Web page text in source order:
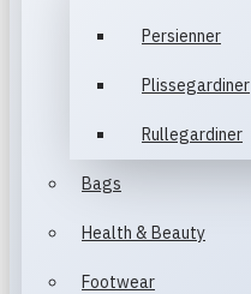
Persienner
Plissegardiner
Rullegardiner
Bags
Health & Beauty
Footwear